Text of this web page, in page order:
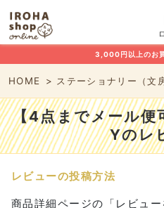
3,000円以上のお
HOME ステーショナリー（文
【4点までメール便
Yのレ
レビューの投稿方法
商品詳細ページの「レビュ